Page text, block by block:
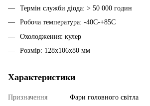
Термін служби діода: > 50 000 годин
Робоча температура: -40C-+85C
Охолодження: кулер
Розмір: 128х106х80 мм
Характеристики
Призначення
Фари головного світла